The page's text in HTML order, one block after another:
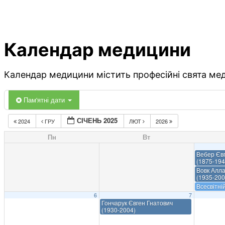
Календар медицини
Календар медицини містить професійні свята
Пам'ятні дати
2024 ГРУ СІЧЕНЬ 2025 ЛЮТ 2026
Пн Вт
Вебер
(1875-
Вовк
(1935-
6 7
Гончарук Євген Гнатович
(1930-2004)